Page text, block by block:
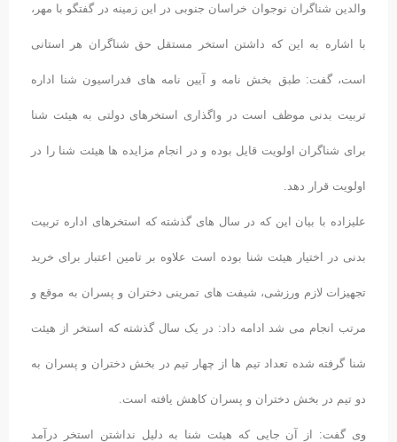
والدین شناگران نوجوان خراسان جنوبی در این زمینه در گفتگو با مهر،
با اشاره به این که داشتن استخر مستقل حق شناگران هر استانی
است، گفت: طبق بخش نامه و آیین نامه های فدراسیون شنا اداره
تربیت بدنی موظف است در واگذاری استخرهای دولتی به هیئت شنا
برای شناگران اولویت قایل بوده و در انجام مزایده ها هیئت شنا را در
اولویت قرار دهد.
علیزاده با بیان این که در سال های گذشته که استخرهای اداره تربیت
بدنی در اختیار هیئت شنا بوده است علاوه بر تامین اعتبار برای خرید
تجهیزات لازم ورزشی، شیفت های تمرینی دختران و پسران به موقع و
مرتب انجام می شد ادامه داد: در یک سال گذشته که استخر از هیئت
شنا گرفته شده تعداد تیم ها از چهار تیم در بخش دختران و پسران به
دو تیم در بخش دختران و پسران کاهش یافته است.
وی گفت: از آن جایی که هیئت شنا به دلیل نداشتن استخر درآمد